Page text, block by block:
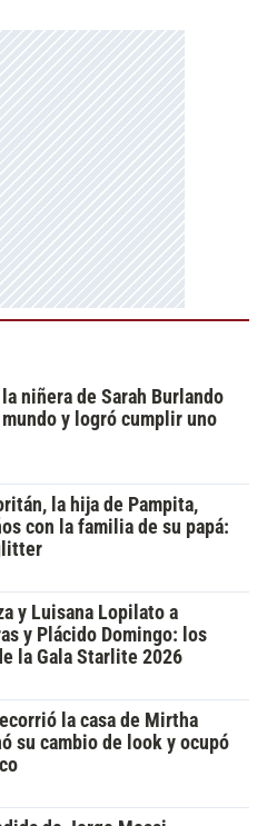
niñera de Sarah Burlando
y logró cumplir uno
la hija de Pampita,
con la familia de su papá:
y Luisana Lopilato a
y Plácido Domingo: los
la Gala Starlite 2026
la casa de Mirtha
su cambio de look y ocupó